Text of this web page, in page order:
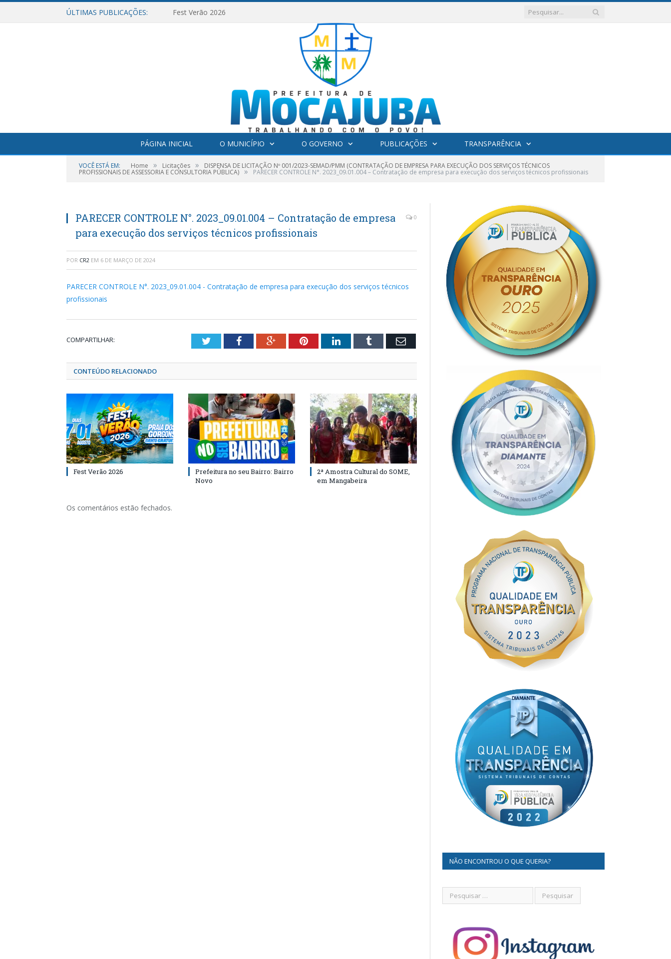
ÚLTIMAS PUBLICAÇÕES: Fest Verão 2026
PÁGINA INICIAL O MUNICÍPIO O GOVERNO PUBLICAÇÕES TRANSPARÊNCIA
VOCÊ ESTÁ EM: Home » Licitações » DISPENSA DE LICITAÇÃO Nº 001/2023-SEMAD/PMM (CONTRATAÇÃO DE EMPRESA PARA EXECUÇÃO DOS SERVIÇOS TÉCNICOS
PROFISSIONAIS DE ASSESSORIA E CONSULTORIA PÚBLICA) » PARECER CONTROLE N°. 2023_09.01.004 – Contratação de empresa para execução dos serviços técnicos profissionais
PARECER CONTROLE N°. 2023_09.01.004 – Contratação de empresa
para execução dos serviços técnicos profissionais
0
POR CR2 EM 6 DE MARÇO DE 2024
PARECER CONTROLE N°. 2023_09.01.004 - Contratação de empresa para execução dos serviços técnicos
profissionais
COMPARTILHAR: TwitterFacebookGoogle+PinterestLinkedInTumblr Email
CONTEÚDO RELACIONADO
Fest Verão 2026
Prefeitura no seu Bairro: Bairro
Novo
2ª Amostra Cultural do SOME,
em Mangabeira
Os comentários estão fechados.
NÃO ENCONTROU O QUE QUERIA?